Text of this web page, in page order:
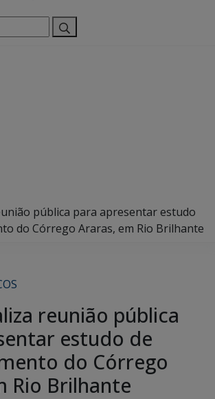
pública para apresentar estudo
do Córrego Araras, em Rio Brilhante
reunião pública
estudo de
do Córrego
Rio Brilhante